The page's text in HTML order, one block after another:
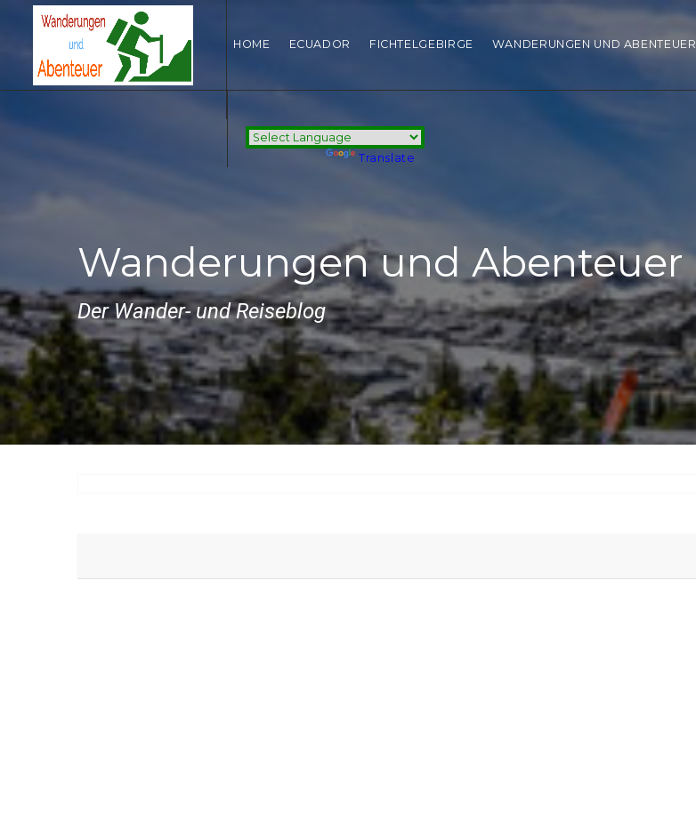
HOME ECUADOR FICHTELGEBIRGE WANDERUNGEN UND ABENTEUER
Translate
Wanderungen und Abenteuer
Der Wander- und Reiseblog